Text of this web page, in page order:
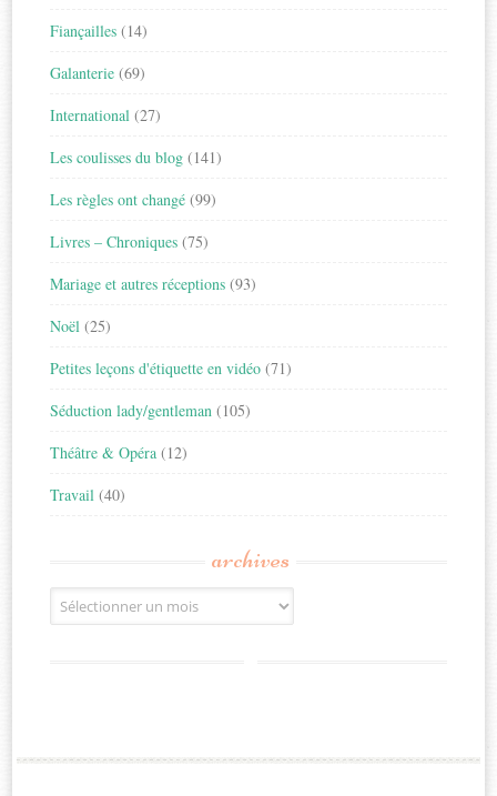
Fiançailles (14)
Galanterie (69)
International (27)
Les coulisses du blog (141)
Les règles ont changé (99)
Livres – Chroniques (75)
Mariage et autres réceptions (93)
Noël (25)
Petites leçons d'étiquette en vidéo (71)
Séduction lady/gentleman (105)
Théâtre & Opéra (12)
Travail (40)
archives
Archives